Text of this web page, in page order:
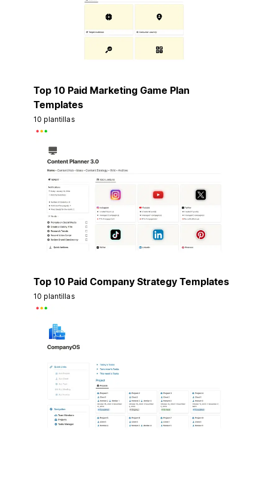
Top 10 Paid Marketing Game Plan
Templates
10 plantillas
Top 10 Paid Company Strategy Templates
10 plantillas